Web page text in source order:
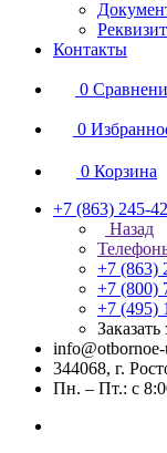
Контакты
0
0
0 Корзина
+7 (863) 245-
Назад
+7 (863)
+7 (800)
+7 (495)
344068, г.
Пн. – Пт.: с